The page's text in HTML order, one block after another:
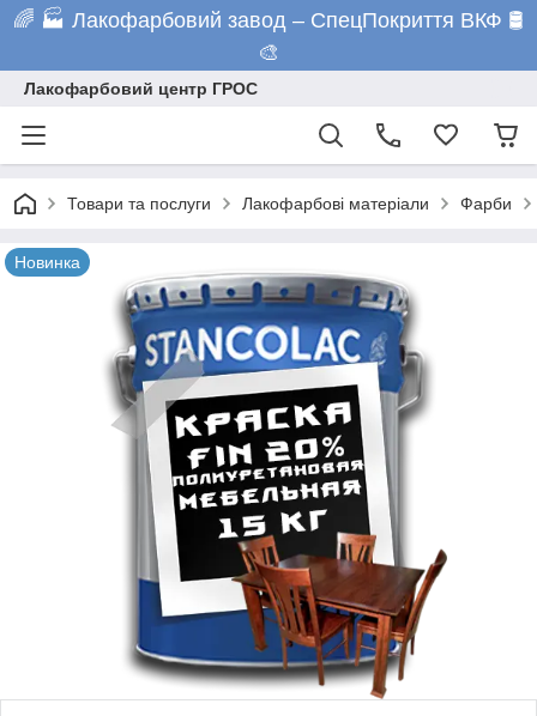
🌈 🏭 Лакофарбовий завод – СпецПокриття ВКФ 🛢️
🎨
Лакофарбовий центр ГРОС
Товари та послуги Лакофарбові матеріали Фарби
Новинка